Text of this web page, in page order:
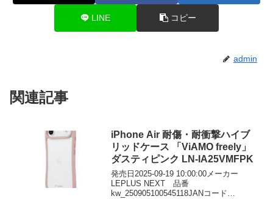
LINE コピー
admin
関連記事
iPhone Air 耐傷・耐衝撃ハイブ
リッドケース 「ViAMO freely」
ダスティピンク LN-IA25VMFPK
発売日2025-09-19 10:00:00メーカー
LEPLUS NEXT 品番
kw_250905100545118JANコード